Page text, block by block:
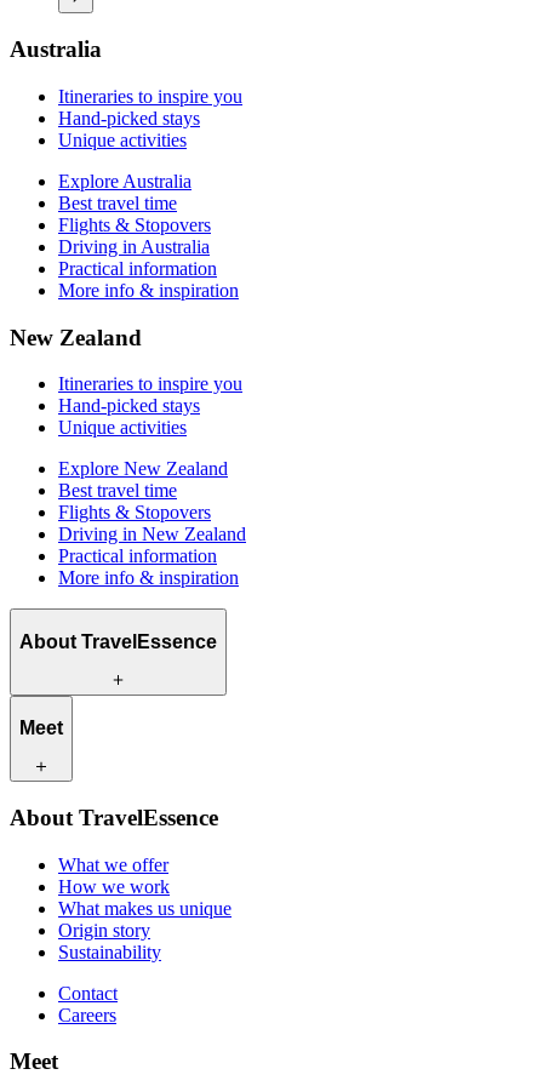
Practical information
Australia
Itineraries to inspire you
Hand-picked stays
Unique activities
Explore Australia
Best travel time
Flights & Stopovers
Driving in Australia
Practical information
More info & inspiration
New Zealand
Itineraries to inspire you
Hand-picked stays
Unique activities
Explore New Zealand
Best travel time
Flights & Stopovers
Driving in New Zealand
Practical information
More info & inspiration
About TravelEssence
What we offer
Sustainability
Contact
Careers
Meet
Our travel experts
Our customers
About TravelEssence
What we offer
How we work
What makes us unique
Origin story
Sustainability
Contact
Careers
Meet